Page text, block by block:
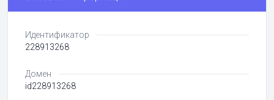
Идентификатор
228913268
Домен
id228913268